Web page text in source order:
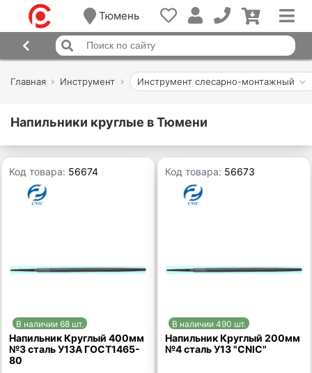
Тюмень
Главная Инструмент Инструмент слесарно-монтажный
Напильники круглые в Тюмени
Код товара: 56674
В наличии 68 шт.
Напильник Круглый 400мм
№3 сталь У13А ГОСТ1465-
80
Код товара: 56673
В наличии 490 шт.
Напильник Круглый 200мм
№4 сталь У13 "CNIC"